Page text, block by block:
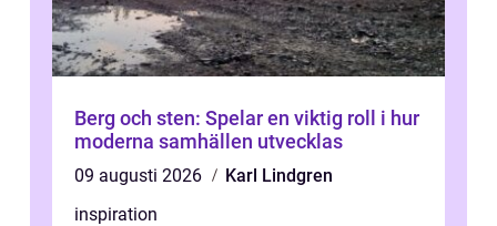
Berg och sten: Spelar en viktig roll i hur
moderna samhällen utvecklas
09 augusti 2026
Karl Lindgren
inspiration